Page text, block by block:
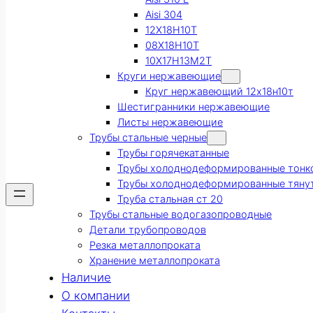
Aisi 304
12Х18Н10Т
08Х18Н10Т
10Х17Н13М2Т
Круги нержавеющие
Круг нержавеющий 12х18н10т
Шестигранники нержавеющие
Листы нержавеющие
Трубы стальные черные
Трубы горячекатанные
Трубы холоднодеформированные
Трубы холоднодеформированные
Труба стальная ст 20
Трубы стальные водогазопроводные
Детали трубопроводов
Резка металлопроката
Хранение металлопроката
Наличие
О компании